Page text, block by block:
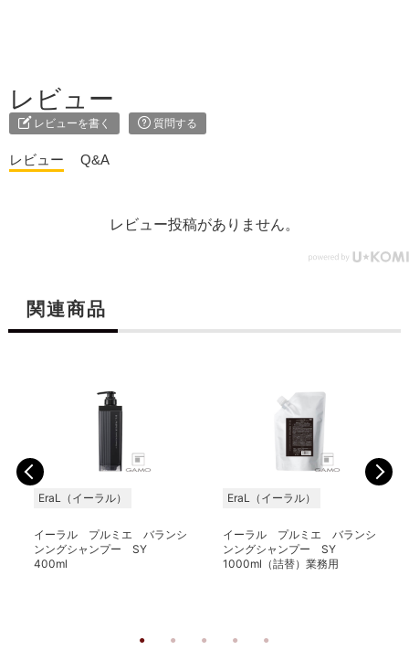
レビュー
レビューを書く 質問する
レビュー Q&A
レビュー投稿がありません。
関連商品
EraL（イーラル）
イーラル プルミエ バランシ
ンングシャンプー SY
400ml
EraL（イーラル）
イーラル プルミエ バランシ
ンングシャンプー SY
1000ml（詰替）業務用